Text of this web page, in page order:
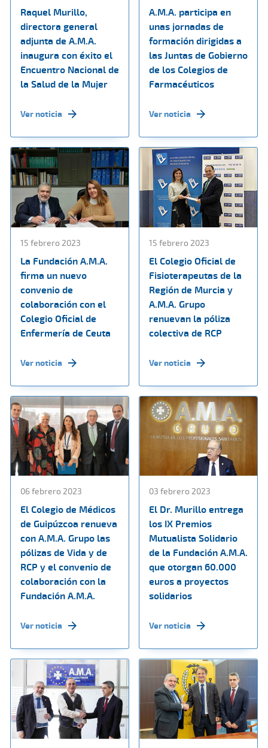
Raquel Murillo,
directora general
adjunta de A.M.A.
inaugura con éxito el
Encuentro Nacional de
la Salud de la Mujer
Ver noticia
A.M.A. participa en
unas jornadas de
formación dirigidas a
las Juntas de Gobierno
de los Colegios de
Farmacéuticos
Ver noticia
15 febrero 2023
La Fundación A.M.A.
firma un nuevo
convenio de
colaboración con el
Colegio Oficial de
Enfermería de Ceuta
Ver noticia
15 febrero 2023
El Colegio Oficial de
Fisioterapeutas de la
Región de Murcia y
A.M.A. Grupo
renuevan la póliza
colectiva de RCP
Ver noticia
06 febrero 2023
El Colegio de Médicos
de Guipúzcoa renueva
con A.M.A. Grupo las
pólizas de Vida y de
RCP y el convenio de
colaboración con la
Fundación A.M.A.
Ver noticia
03 febrero 2023
El Dr. Murillo entrega
los IX Premios
Mutualista Solidario
de la Fundación A.M.A.
que otorgan 60.000
euros a proyectos
solidarios
Ver noticia